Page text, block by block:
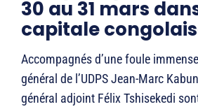
30 au 31 mars
capitale
Accompagnés d’une foule
général de l’UDPS Jean-Marc
général adjoint Félix Tshisekedi